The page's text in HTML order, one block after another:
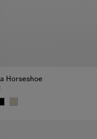
Horseshoe